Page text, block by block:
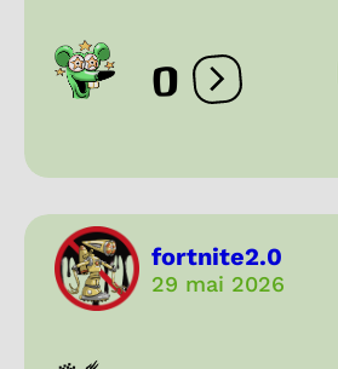
0 Ouvrir les
fortnite2.0
29 mai 2026